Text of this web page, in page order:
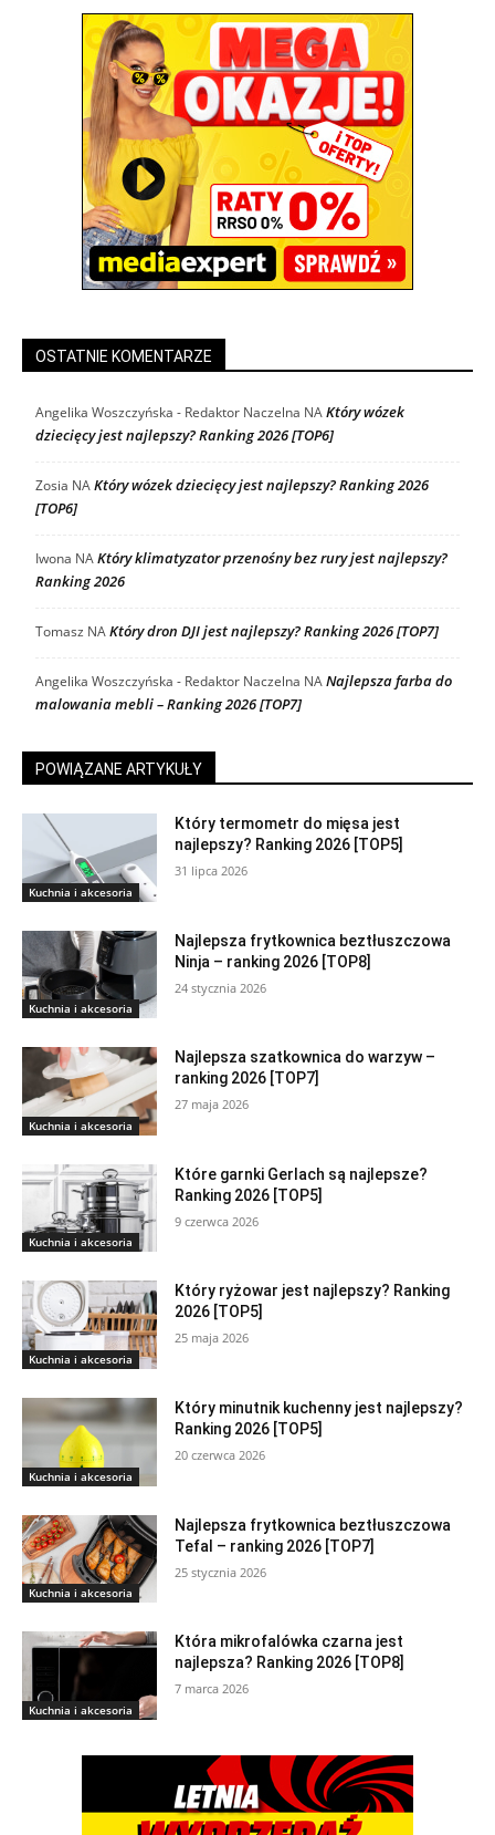
OSTATNIE KOMENTARZE
Angelika Woszczyńska - Redaktor Naczelna NAKtóry wózek
dziecięcy jest najlepszy? Ranking 2026 [TOP6]
Zosia NAKtóry wózek dziecięcy jest najlepszy? Ranking 2026
[TOP6]
Iwona NAKtóry klimatyzator przenośny bez rury jest najlepszy?
Ranking 2026
Tomasz NAKtóry dron DJI jest najlepszy? Ranking 2026 [TOP7]
Angelika Woszczyńska - Redaktor Naczelna NANajlepsza farba do
malowania mebli – Ranking 2026 [TOP7]
POWIĄZANE ARTYKUŁY
Kuchnia i akcesoria
Który termometr do mięsa jest
najlepszy? Ranking 2026 [TOP5]
31 lipca 2026
Kuchnia i akcesoria
Najlepsza frytkownica beztłuszczowa
Ninja – ranking 2026 [TOP8]
24 stycznia 2026
Kuchnia i akcesoria
Najlepsza szatkownica do warzyw –
ranking 2026 [TOP7]
27 maja 2026
Kuchnia i akcesoria
Które garnki Gerlach są najlepsze?
Ranking 2026 [TOP5]
9 czerwca 2026
Kuchnia i akcesoria
Który ryżowar jest najlepszy? Ranking
2026 [TOP5]
25 maja 2026
Kuchnia i akcesoria
Który minutnik kuchenny jest najlepszy?
Ranking 2026 [TOP5]
20 czerwca 2026
Kuchnia i akcesoria
Najlepsza frytkownica beztłuszczowa
Tefal – ranking 2026 [TOP7]
25 stycznia 2026
Kuchnia i akcesoria
Która mikrofalówka czarna jest
najlepsza? Ranking 2026 [TOP8]
7 marca 2026